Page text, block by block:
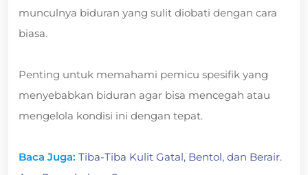
munculnya biduran yang sulit diobati dengan cara
biasa.
Penting untuk memahami pemicu spesifik yang
menyebabkan biduran agar bisa mencegah atau
mengelola kondisi ini dengan tepat.
Baca Juga: Tiba-Tiba Kulit Gatal, Bentol, dan Berair.